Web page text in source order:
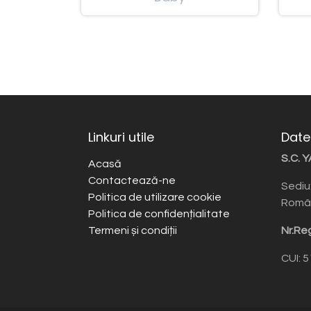
Linkuri utile
Acasă
Contactează-ne
Politica de utilizare cookie
Politica de confidențialitate
Termeni și condiții
S.C.
CUI: